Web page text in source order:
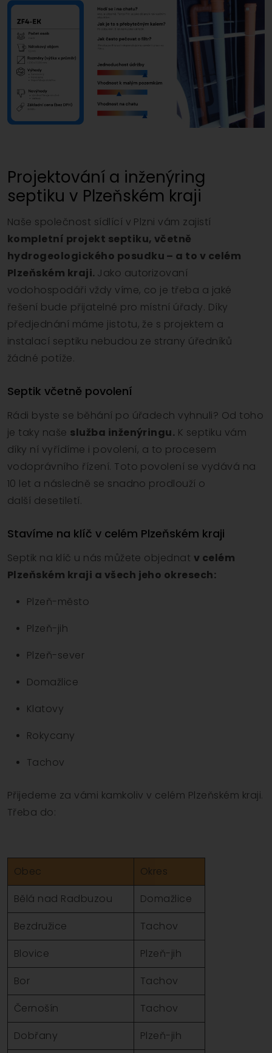
Projektování a inženýring
septiku v Plzeňském kraji
Naše společnost sídlící v Plzni vám zajistí
kompletní projekt septiku, včetně
hydrogeologického posudku – a to v celém
Plzeňském kraji. Jako autorizovaní
vodohospodáři vždy víme, co je třeba a jaké
řešení bude přijatelné pro místní úřady. Díky
předjednání máme jistotu, že s projektem a
instalací septiku nebudou ze strany úředníků
žádné potíže.
Septik včetně povolení
Rádi byste se běhání po úřadech vyhnuli? Od toho
je taky naše služba inženýringu. K septiku vám
díky ní vyřídíme i povolení, a to procesem
vodoprávního řízení. Toto povolení se vydává na
10 let a následně se snadno prodlouží o
další desetiletí.
Stavíme na klíč v celém Plzeňském kraji
Septik na klíč u nás můžete objednat v celém
Plzeňském kraji a všech jeho okresech:
Plzeň-město
Plzeň-jih
Plzeň-sever
Domažlice
Klatovy
Rokycany
Tachov
Přijedeme za vámi kamkoliv v celém Plzeňském kraji.
Třeba do:
Obec
Okres
Bělá nad Radbuzou
Domažlice
Bezdružice
Tachov
Blovice
Plzeň-jih
Bor
Tachov
Černošín
Tachov
Dobřany
Plzeň-jih